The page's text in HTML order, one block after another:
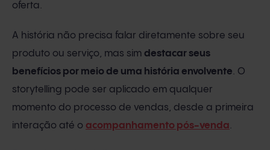
oferta.
A história não precisa falar diretamente sobre seu
produto ou serviço, mas sim destacar seus
benefícios por meio de uma história envolvente. O
storytelling pode ser aplicado em qualquer
momento do processo de vendas, desde a primeira
interação até o acompanhamento pós-venda.